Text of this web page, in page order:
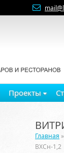
Проекты
Главная »
ВХСн-1,2